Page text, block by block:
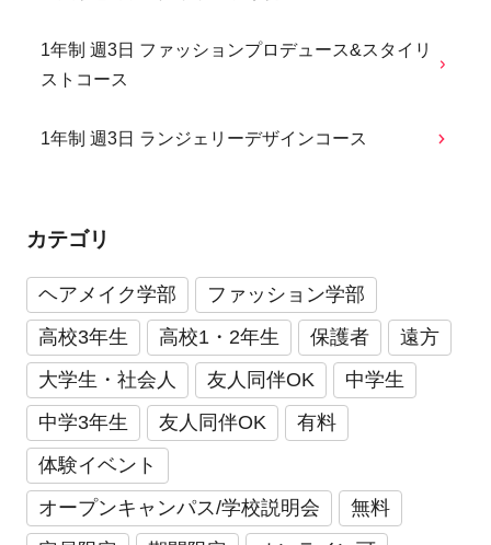
1年制 週3日 ファッションプロデュース&スタイリ
ストコース
1年制 週3日 ランジェリーデザインコース
カテゴリ
ヘアメイク学部
ファッション学部
高校3年生
高校1・2年生 保護者
遠方
大学生・社会人
友人同伴OK
中学生
中学3年生
友人同伴OK
有料
体験イベント
オープンキャンパス/学校説明会
無料